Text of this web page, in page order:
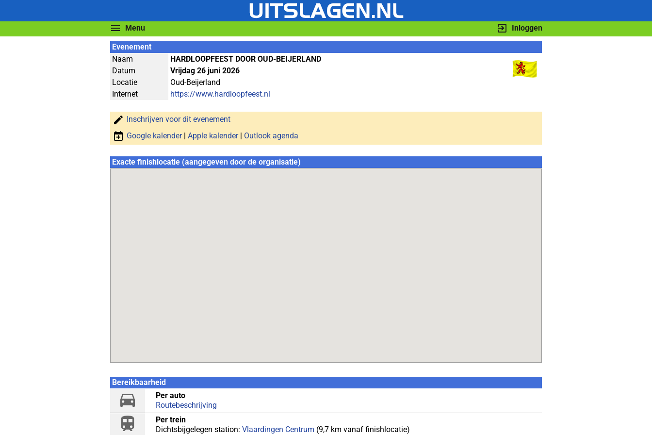
Menu Inloggen
Evenement
Naam
HARDLOOPFEEST DOOR OUD-BEIJERLAND
Datum
Vrijdag 26 juni 2026
Locatie
Oud-Beijerland
Internet
https://www.hardloopfeest.nl
Inschrijven voor dit evenement
Google kalender| Apple kalender| Outlook agenda
Exacte finishlocatie (aangegeven door de organisatie)
Bereikbaarheid
Per auto
Routebeschrijving
Per trein
Dichtsbijgelegen station: Vlaardingen Centrum (9,7 km vanaf finishlocatie)